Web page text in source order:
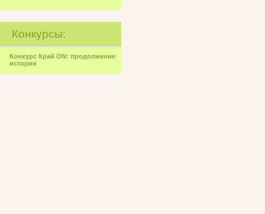
Конкурсы:
Конкурс Край ON: продолжение
истории